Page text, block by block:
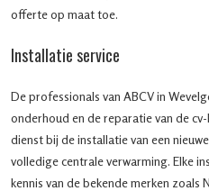
offerte op maat toe.
Installatie service
De professionals van ABCV in
onderhoud en de reparatie van de
dienst bij de installatie van een
volledige centrale verwarming. Elke
kennis van de bekende merken zoals